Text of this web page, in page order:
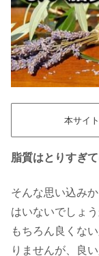
本サイ
脂質はとりすぎて
そんな思い込み
はいないでしょう
もちろん良くな
りませんが、良